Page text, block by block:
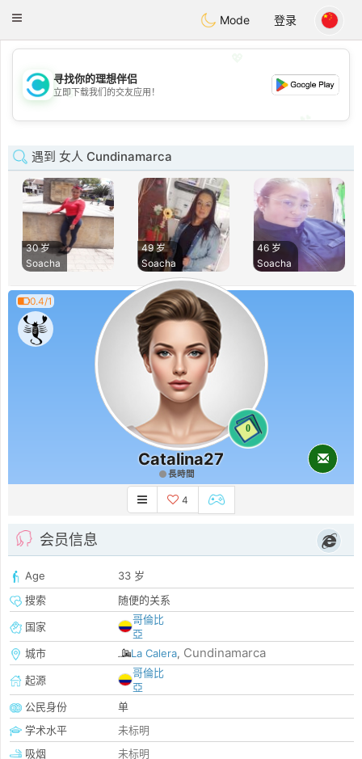
Citas
Toggle
Mode 登录
💖
💕
寻找你的理想伴侣
立即下载我们的交友应用！
遇到 女人 Cundinamarca
30 岁
Soacha
49 岁
Soacha
46 岁
Soacha
0.4/1
0
Catalina27
長時間
4
会员信息
Age
33 岁
搜索
随便的关系
国家
哥倫比
亞
城市
La Calera, Cundinamarca
起源
哥倫比
亞
公民身份
单
学术水平
未标明
吸烟
未标明